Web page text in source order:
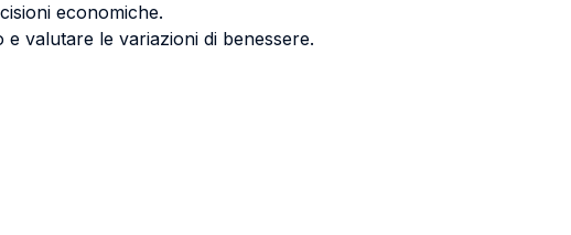
economiche.
valutare le variazioni di benessere.